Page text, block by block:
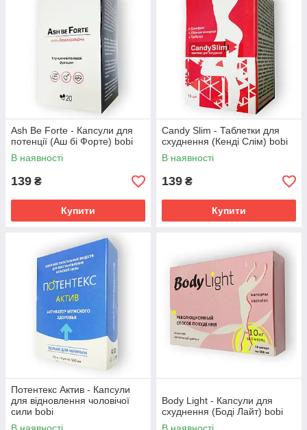
Ash Be Forte - Капсули для
потенції (Аш бі Форте) bobi
В наявності
139 ₴
Купити
Сandy Slim - Таблетки для
схуднення (Кенді Слім) bobi
В наявності
139 ₴
Купити
Потентекс Актив - Капсули
для відновлення чоловічої
сили bobi
Body Light - Капсули для
схуднення (Боді Лайт) bobi